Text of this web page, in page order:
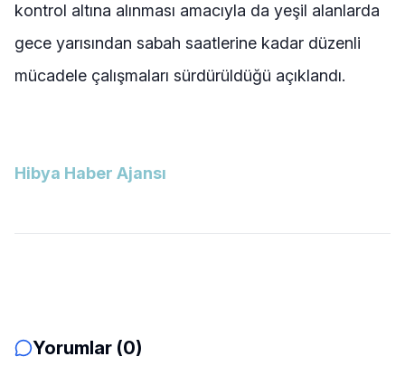
kontrol altına alınması amacıyla da yeşil alanlarda
gece yarısından sabah saatlerine kadar düzenli
mücadele çalışmaları sürdürüldüğü açıklandı.
Hibya Haber Ajansı
Yorumlar (0)